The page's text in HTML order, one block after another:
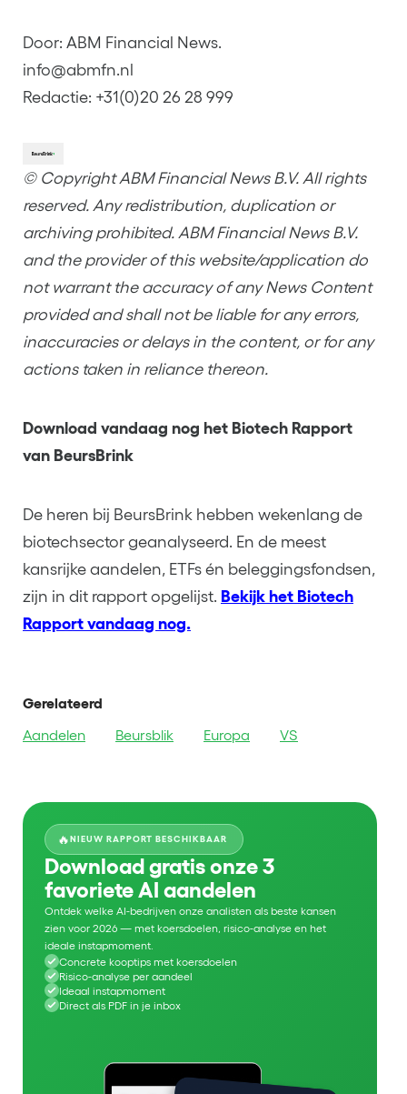
Door: ABM Financial News.
info@abmfn.nl
Redactie: +31(0)20 26 28 999
© Copyright ABM Financial News B.V. All rights
reserved. Any redistribution, duplication or
archiving prohibited. ABM Financial News B.V.
and the provider of this website/application do
not warrant the accuracy of any News Content
provided and shall not be liable for any errors,
inaccuracies or delays in the content, or for any
actions taken in reliance thereon.
Download vandaag nog het Biotech Rapport
van BeursBrink
De heren bij BeursBrink hebben wekenlang de
biotechsector geanalyseerd. En de meest
kansrijke aandelen, ETFs én beleggingsfondsen,
zijn in dit rapport opgelijst. Bekijk het Biotech
Rapport vandaag nog.
Gerelateerd
Aandelen
Beursblik Europa VS
🔥NIEUW RAPPORT BESCHIKBAAR
Download gratis onze 3
favoriete AI aandelen
Ontdek welke AI-bedrijven onze analisten als beste kansen
zien voor 2026 — met koersdoelen, risico-analyse en het
ideale instapmoment.
Concrete kooptips met koersdoelen
Risico-analyse per aandeel
Ideaal instapmoment
Direct als PDF in je inbox